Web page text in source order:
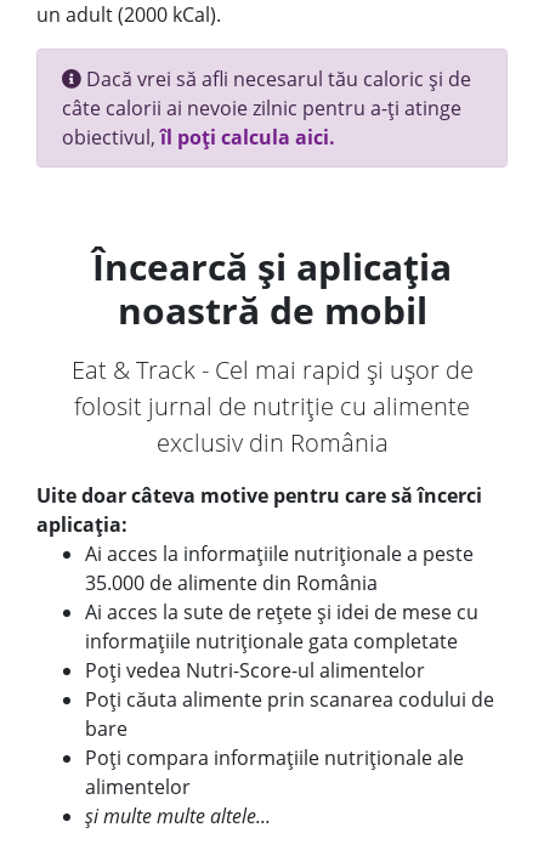
un adult (2000 kCal).
Dacă vrei să afli necesarul tău caloric și de
câte calorii ai nevoie zilnic pentru a-ți atinge
obiectivul,îl poți calcula aici.
Încearcă și aplicația
noastră de mobil
Eat & Track - Cel mai rapid și ușor de
folosit jurnal de nutriție cu alimente
exclusiv din România
Uite doar câteva motive pentru care să încerci
aplicația:
Ai acces la informațiile nutriționale a peste
35.000 de alimente din România
Ai acces la sute de rețete și idei de mese cu
informațiile nutriționale gata completate
Poți vedea Nutri-Score-ul alimentelor
Poți căuta alimente prin scanarea codului de
bare
Poți compara informațiile nutriționale ale
alimentelor
și multe multe altele...